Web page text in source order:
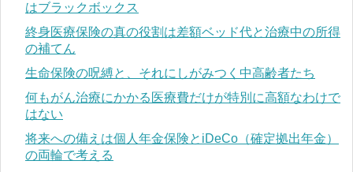
はブラックボックス
終身医療保険の真の役割は差額ベッド代と治療中の所得
の補てん
生命保険の呪縛と、それにしがみつく中高齢者たち
何もがん治療にかかる医療費だけが特別に高額なわけで
はない
将来への備えは個人年金保険とiDeCo（確定拠出年金）
の両輪で考える